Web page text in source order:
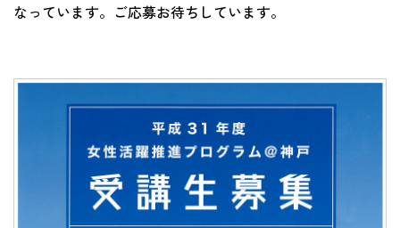
なっています。ご応募お待ちしています。